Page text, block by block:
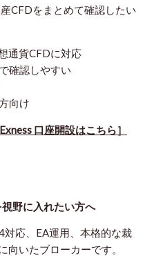
CFDをまとめて確認したい
通貨CFDに対応
確認しやすい
向け
口座開設はこちら］
野に入れたい方へ
応、EA運用、本格的な裁
向いたブローカーです。